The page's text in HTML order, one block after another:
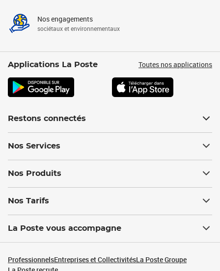
Nos engagements
sociétaux et environnementaux
Applications La Poste Toutes nos applications
Restons connectés
Nos Services
Nos Produits
Nos Tarifs
La Poste vous accompagne
ProfessionnelsEntreprises et CollectivitésLa Poste Groupe